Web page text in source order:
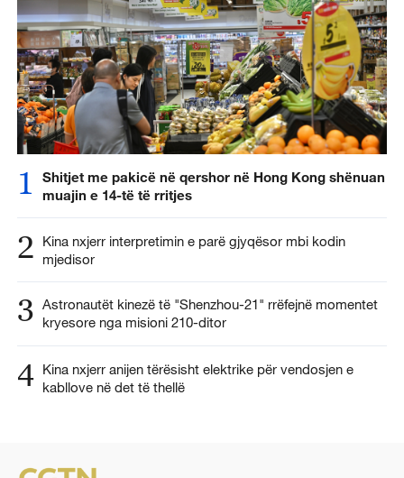
1
Shitjet me pakicë në qershor në Hong Kong shënuan
muajin e 14-të të rritjes
2
Kina nxjerr interpretimin e parë gjyqësor mbi kodin
mjedisor
3 Astronautët kinezë të "Shenzhou-21" rrëfejnë momentet
kryesore nga misioni 210-ditor
4 Kina nxjerr anijen tërësisht elektrike për vendosjen e
kabllove në det të thellë